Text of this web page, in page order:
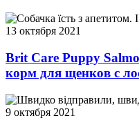
Собачка їсть з апетитом.
13 октября 2021
Brit Care Puppy
корм для щенков с
Швидко відправили,
9 октября 2021